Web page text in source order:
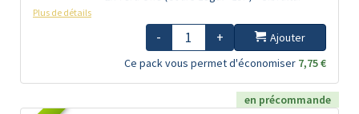
Plus de détails
- +
Ajouter
Ce pack vous permet d'économiser 7,75 €
en précommande